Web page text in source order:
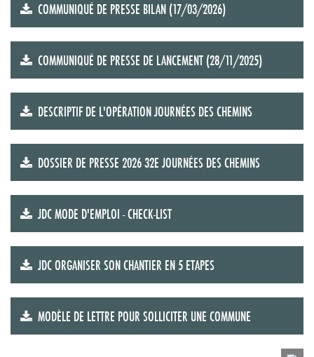
COMMUNIQUÉ DE PRESSE BILAN (17/03/2026)
COMMUNIQUÉ DE PRESSE DE LANCEMENT (28/11/2025)
DESCRIPTIF DE L'OPÉRATION JOURNÉES DES CHEMINS
DOSSIER DE PRESSE 2026 32E JOURNÉES DES CHEMINS
JDC MODE D'EMPLOI - CHECK-LIST
JDC ORGANISER SON CHANTIER EN 5 ETAPES
MODÈLE DE LETTRE POUR SOLLICITER UNE COMMUNE